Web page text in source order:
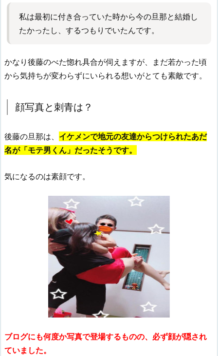
私は最初に付き合っていた時から今の旦那と結婚し
たかったし、するつもりでいたんです。
かなり後藤のべた惚れ具合が伺えますが、まだ若かった頃
から気持ちが変わらずにいられる想いがとても素敵です。
顔写真と刺青は？
後藤の旦那は、 イケメンで地元の友達からつけられたあだ
名が「モテ男くん」だったそうです。
気になるのは素顔です。
ブログにも何度か写真で登場するものの、必ず顔が隠され
ていました。